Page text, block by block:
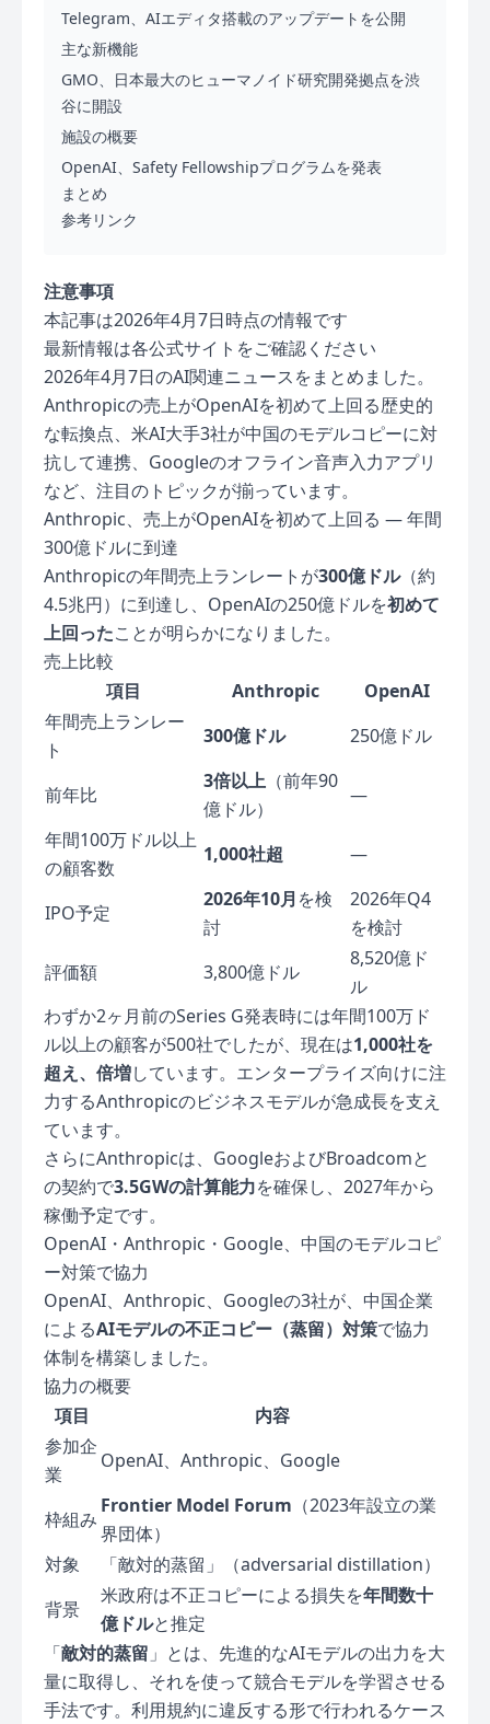
Telegram、AIエディタ搭載のアップデートを公開
主な新機能
GMO、日本最大のヒューマノイド研究開発拠点を渋
谷に開設
施設の概要
OpenAI、Safety Fellowshipプログラムを発表
まとめ
参考リンク
注意事項
本記事は2026年4月7日時点の情報です
最新情報は各公式サイトをご確認ください
2026年4月7日のAI関連ニュースをまとめました。
Anthropicの売上がOpenAIを初めて上回る歴史的
な転換点、米AI大手3社が中国のモデルコピーに対
抗して連携、Googleのオフライン音声入力アプリ
など、注目のトピックが揃っています。
Anthropic、売上がOpenAIを初めて上回る — 年間
300億ドルに到達
Anthropicの年間売上ランレートが300億ドル（約
4.5兆円）に到達し、OpenAIの250億ドルを初めて
上回ったことが明らかになりました。
売上比較
項目
Anthropic
OpenAI
年間売上ランレー
ト
300億ドル 250億ドル
前年比
3倍以上 （前年90
億ドル）
—
年間100万ドル以上
の顧客数
1,000社超 —
IPO予定
2026年10月 を検
討
2026年Q4
を検討
評価額
3,800億ドル
8,520億ド
ル
わずか2ヶ月前のSeries G発表時には年間100万ド
ル以上の顧客が500社でしたが、現在は1,000社を
超え、倍増しています。エンタープライズ向けに注
力するAnthropicのビジネスモデルが急成長を支え
ています。
さらにAnthropicは、GoogleおよびBroadcomと
の契約で3.5GWの計算能力を確保し、2027年から
稼働予定です。
OpenAI・Anthropic・Google、中国のモデルコピ
ー対策で協力
OpenAI、Anthropic、Googleの3社が、中国企業
によるAIモデルの不正コピー（蒸留）対策で協力
体制を構築しました。
協力の概要
項目
内容
参加企
業
OpenAI、Anthropic、Google
枠組み
Frontier Model Forum （2023年設立の業
界団体）
対象
「敵対的蒸留」（adversarial distillation）
背景
米政府は不正コピーによる損失を年間数十
億ドルと推定
「敵対的蒸留 」とは、先進的なAIモデルの出力を大
量に取得し、それを使って競合モデルを学習させる
手法です。利用規約に違反する形で行われるケース